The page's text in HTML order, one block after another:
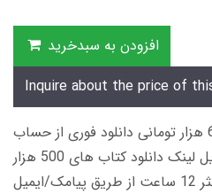
افزودن به سبدخرید
Inquire about the price of
زمان تحویل کتاب های 600 هزار تومانی دانلود فوری از حساب
کاربری می باشد، و زمان تحویل لینک دانلود کتاب های 500 هزار